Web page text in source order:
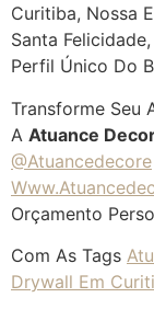
Curitiba, Nossa
Santa
Perfil Único Do
Transforme Seu
A Atuance
@atuancedecore
Orçamento
Com As Tags
Drywall Em